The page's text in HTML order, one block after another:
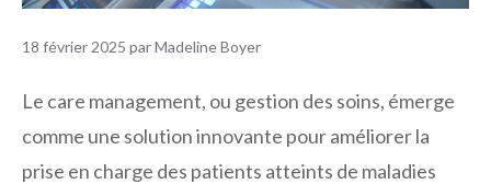
18 février 2025 parMadeline Boyer
Le care management, ou gestion des soins, émerge
comme une solution innovante pour améliorer la
prise en charge des patients atteints de maladies